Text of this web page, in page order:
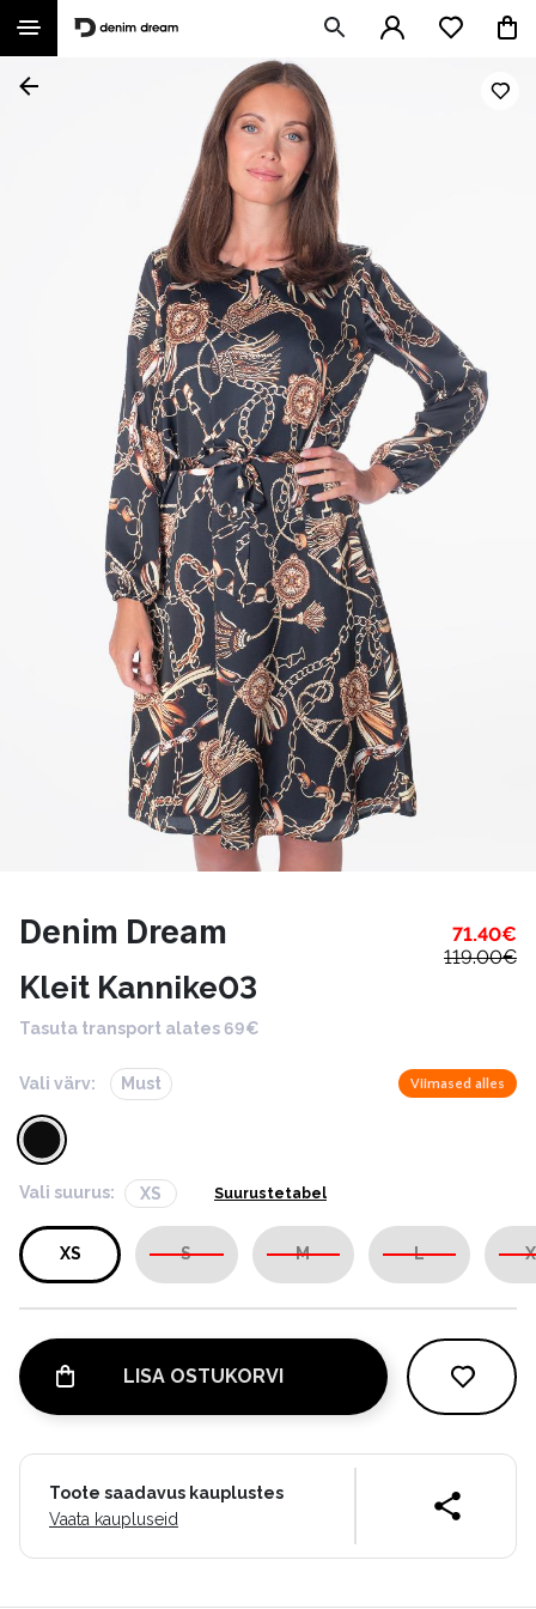
Denim Dream 71.40€
119.00€
Kleit Kannike03
Tasuta transport alates 69€
Vali värv: Must Viimased alles
Vali suurus: XS Suurustetabel
XS S M L
LISA OSTUKORVI
Toote saadavus kauplustes
Vaata kaupluseid